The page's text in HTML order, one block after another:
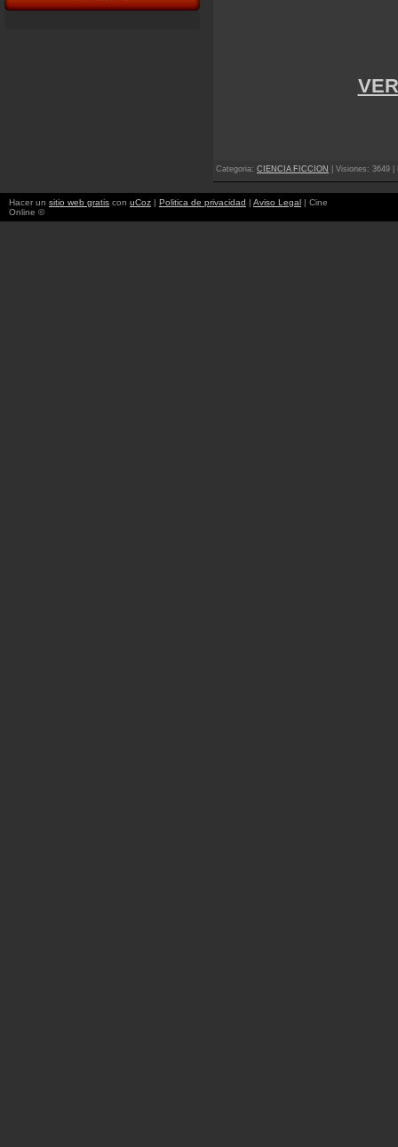
Categoria: CIENCIA FICCION Visiones : 3649 |
Hacer un sitio web gratis con uCoz | Politica de privacidad | Aviso Legal | Cine
Online ©